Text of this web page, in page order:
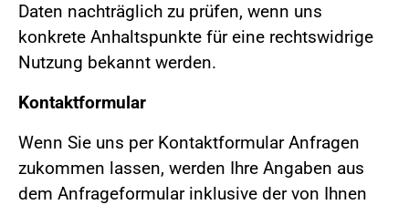
Daten nachträglich zu prüfen, wenn uns
konkrete Anhaltspunkte für eine rechtswidrige
Nutzung bekannt werden.
Kontaktformular
Wenn Sie uns per Kontaktformular Anfragen
zukommen lassen, werden Ihre Angaben aus
dem Anfrageformular inklusive der von Ihnen